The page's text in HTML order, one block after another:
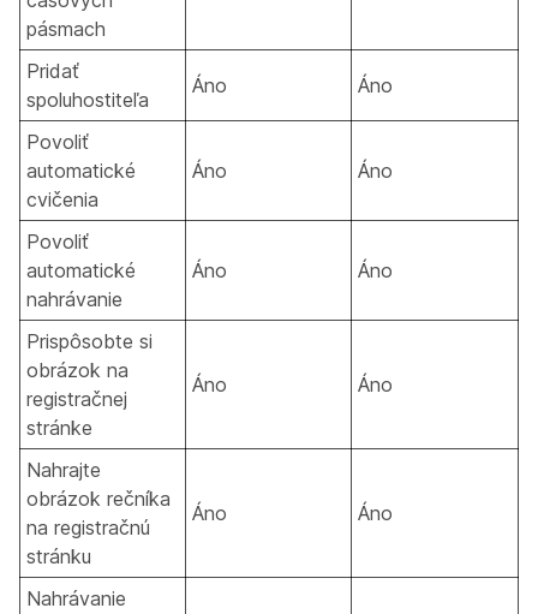
pásmach
Pridať
spoluhostiteľa
Áno Áno
Povoliť
automatické
cvičenia
Áno Áno
Povoliť
automatické
nahrávanie
Áno Áno
Prispôsobte si
obrázok na
registračnej
stránke
Áno Áno
Nahrajte
obrázok rečníka
na registračnú
stránku
Áno Áno
Nahrávanie